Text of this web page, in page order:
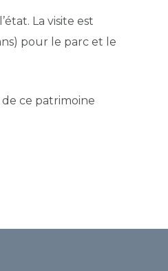
La visite est
pour le parc et le
ce patrimoine